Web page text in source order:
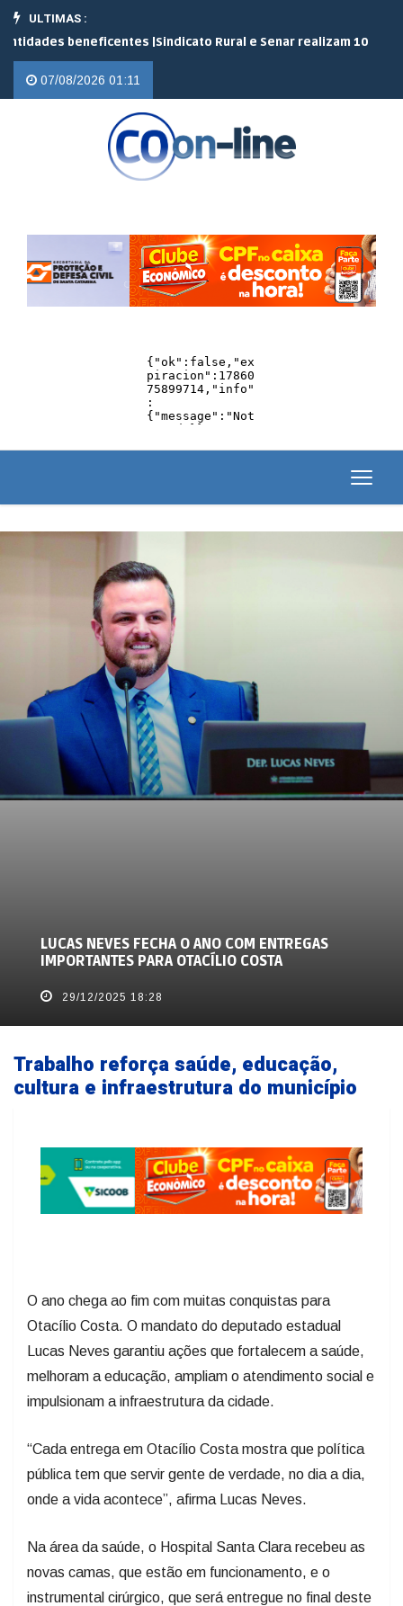
ULTIMAS :
beneficentes |Sindicato Rural e Senar realizam 10 cursos
07/08/2026 01:11
LUCAS NEVES FECHA O ANO COM ENTREGAS
IMPORTANTES PARA OTACÍLIO COSTA
29/12/2025 18:28
Trabalho reforça saúde, educação,
cultura e infraestrutura do município
O ano chega ao fim com muitas conquistas para
Otacílio Costa. O mandato do deputado estadual
Lucas Neves garantiu ações que fortalecem a saúde,
melhoram a educação, ampliam o atendimento social e
impulsionam a infraestrutura da cidade.
“Cada entrega em Otacílio Costa mostra que política
pública tem que servir gente de verdade, no dia a dia,
onde a vida acontece”, afirma Lucas Neves.
Na área da saúde, o Hospital Santa Clara recebeu as
novas camas, que estão em funcionamento, e o
instrumental cirúrgico, que será entregue no final deste